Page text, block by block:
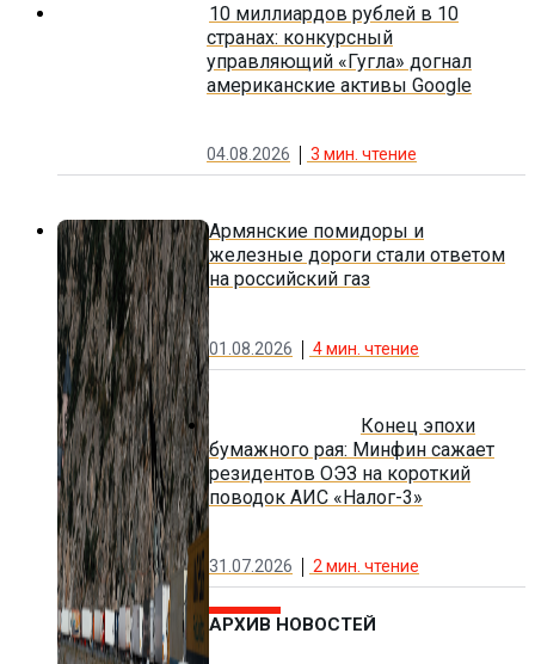
10 миллиардов рублей в 10
странах: конкурсный
управляющий «Гугла» догнал
американские активы Google
04.08.2026 3 мин. чтение
Армянские помидоры и
железные дороги стали ответом
на российский газ
01.08.2026 4мин. чтение
Конец эпохи
бумажного рая: Минфин сажает
резидентов ОЭЗ на короткий
поводок АИС «Налог-3»
31.07.2026 2 мин. чтение
АРХИВ НОВОСТЕЙ